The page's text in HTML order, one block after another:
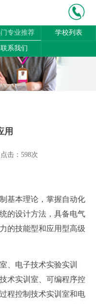
专业推荐 学校列表
联系我们
用
点击：598次
基本理论，掌握自动化
的设计方法，具备电气
的技能型和应用型高级
、电子技术实验实训
术实训室、可编程序控
程控制技术实训室和电